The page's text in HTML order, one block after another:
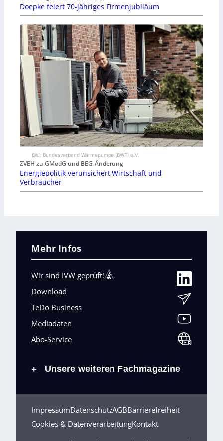
Doepke feiert 70-jähriges Firmenjubiläum
Bild: Bundesverband Wärmepumpe (BWP) e.V.
ZVEH zu GModG und BEG-Änderung
Energiepolitik verunsichert Wirtschaft und
Verbraucher
Mehr Infos
Wir sind IVW geprüft!
Download
TeDo Business
Mediadaten
Abo-Service
+ Unsere weiteren Fachmagazine
ImpressumDatenschutzAGBBarrierefreiheit
Cookies & DatenverarbeitungKontakt